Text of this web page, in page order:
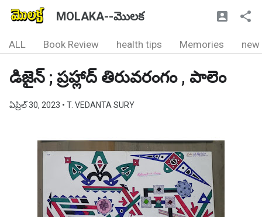
MOLAKA--మొలక
ALL Book Review health tips Memories new
డిజైన్ ; ప్రహ్లాద్ తిరువరంగం , పాలెం
ఏప్రిల్ 30, 2023 • T. VEDANTA SURY